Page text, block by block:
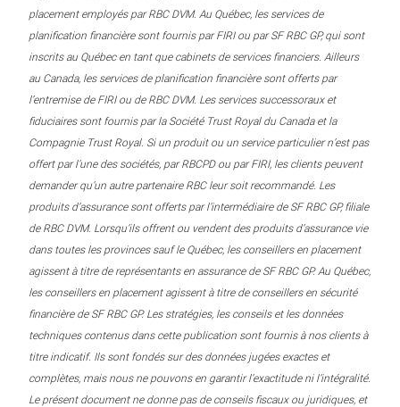
placement employés par RBC DVM. Au Québec, les services de
planification financière sont fournis par FIRI ou par SF RBC GP, qui sont
inscrits au Québec en tant que cabinets de services financiers. Ailleurs
au Canada, les services de planification financière sont offerts par
l’entremise de FIRI ou de RBC DVM. Les services successoraux et
fiduciaires sont fournis par la Société Trust Royal du Canada et la
Compagnie Trust Royal. Si un produit ou un service particulier n’est pas
offert par l’une des sociétés, par RBCPD ou par FIRI, les clients peuvent
demander qu’un autre partenaire RBC leur soit recommandé. Les
produits d’assurance sont offerts par l’intermédiaire de SF RBC GP, filiale
de RBC DVM. Lorsqu’ils offrent ou vendent des produits d’assurance vie
dans toutes les provinces sauf le Québec, les conseillers en placement
agissent à titre de représentants en assurance de SF RBC GP. Au Québec,
les conseillers en placement agissent à titre de conseillers en sécurité
financière de SF RBC GP. Les stratégies, les conseils et les données
techniques contenus dans cette publication sont fournis à nos clients à
titre indicatif. Ils sont fondés sur des données jugées exactes et
complètes, mais nous ne pouvons en garantir l’exactitude ni l’intégralité.
Le présent document ne donne pas de conseils fiscaux ou juridiques, et